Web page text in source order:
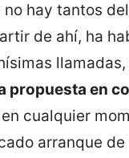
no hay tantos
de ahí, ha
propuesta en
cualquier
arranque